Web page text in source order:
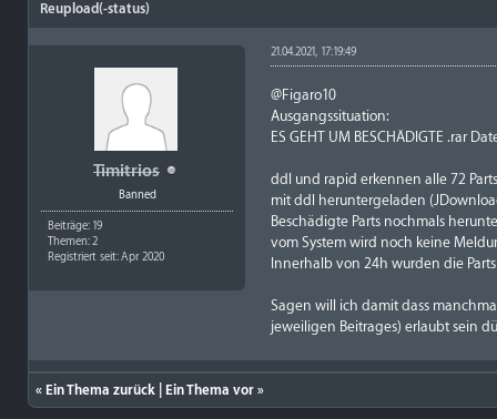
Reupload(-status)
Timitrios
Banned
Beiträge: 19
Themen: 2
Registriert seit: Apr 2020
21.04.2021, 17:19:49
@Figaro10
Ausgangssituation:
ES GEHT UM BESCHÄDIGTE .rar
ddl und rapid erkennen alle 72
mit ddl heruntergeladen
Beschädigte Parts nochmals
vom System wird noch keine
Innerhalb von 24h wurden die
Sagen will ich damit dass
jeweiligen Beitrages) erlaubt sein
« Ein Thema zurück Ein Thema vor »